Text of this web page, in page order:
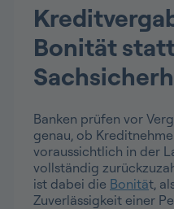
Bonität
Banken prüfen vor
genau, ob
voraussichtlich in der
vollständig
ist dabei die Bonität,
Zuverlässigkeit einer